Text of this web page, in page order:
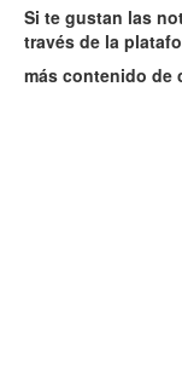
Si te gustan las
través de la
más contenido de